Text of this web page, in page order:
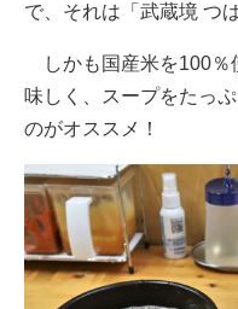
で、それは「武蔵境 つ
しかも国産米を100％
味しく、スープをたっ
のがオススメ！